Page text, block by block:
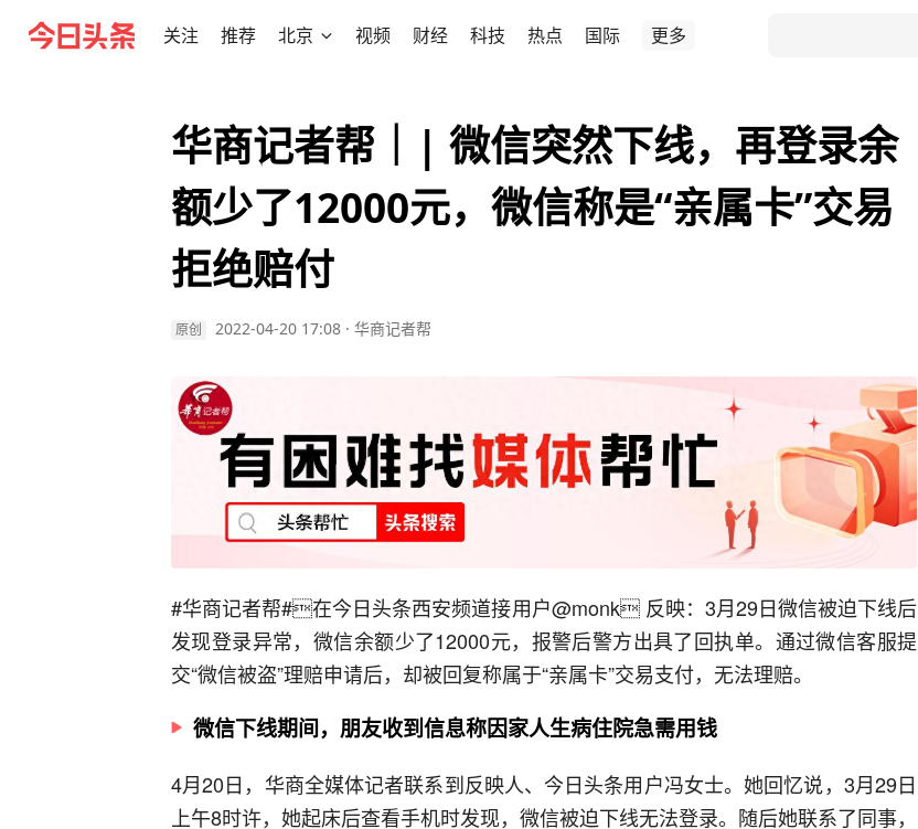
关注 推荐 北京 视频 财经 科技 热点 国际 更多
华商记者帮｜| 微信突然下线，再登录余
额少了12000元，微信称是“亲属卡”交易
拒绝赔付
原创 2022-04-20 17:08 · 华商记者帮
#华商记者帮#在今日头条西安频道接用户@monk 反映：3月29日微信被迫下线后
发现登录异常，微信余额少了12000元，报警后警方出具了回执单。通过微信客服提
交“微信被盗”理赔申请后，却被回复称属于“亲属卡”交易支付，无法理赔。
微信下线期间，朋友收到信息称因家人生病住院急需用钱
4月20日，华商全媒体记者联系到反映人、今日头条用户冯女士。她回忆说，3月29日
上午8时许，她起床后查看手机时发现，微信被迫下线无法登录。随后她联系了同事，